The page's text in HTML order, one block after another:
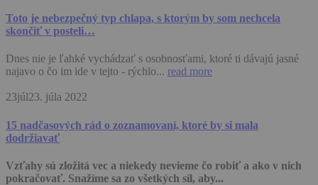
Toto je nebezpečný typ chlapa, s ktorým by som nechcela
skončiť v posteli…
Dnes nie je ľahké vychádzať s osobnosťami, ktoré ti dávajú jasné
najavo o čo im ide v tejto - rýchlo... read more
23júl23. júla 2022
15 nadčasových rád o zoznamovaní, ktoré by si mala
dodržiavať
Vzťahy sú zložitá vec a niekedy nevieme čo robiť a ako v nich
pokračovať. Snažíme sa zo všetkých síl, aby...